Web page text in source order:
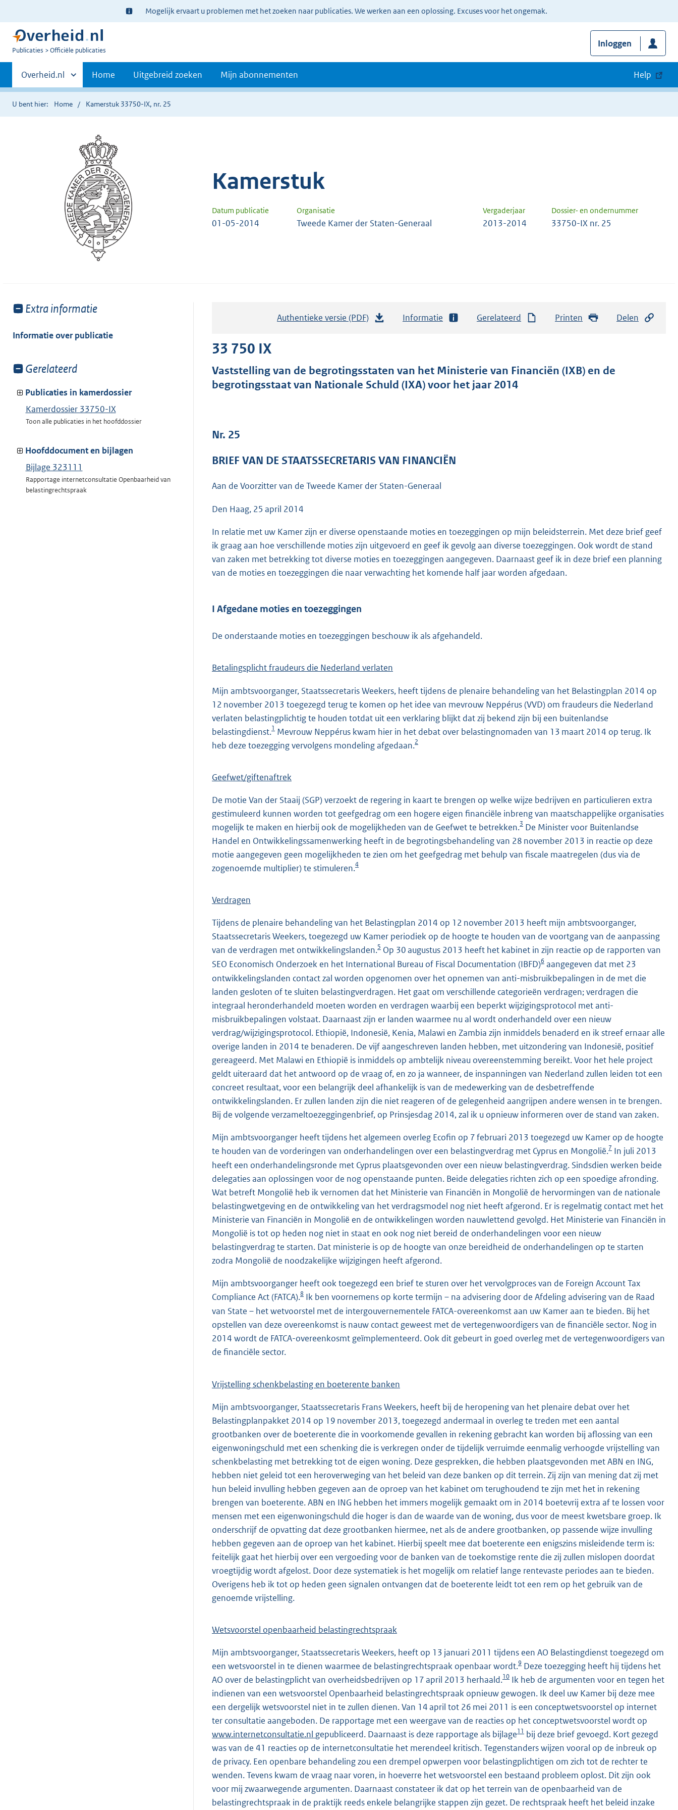
Ter
informatie:
Mogelijk ervaart u problemen met het zoeken naar publicaties. We werken aan een oplossing. Excuses voor het ongemak.
U
Publicaties Officiële publicaties
Inloggen
Primaire
navigatie
Andere
sites
binnen
Overheid.nl Home Uitgebreid zoeken Mijn abonnementen Help
U bent hier: Home Kamerstuk 33750-IX, nr. 25
Kamerstuk
Datum publicatie Organisatie Vergaderjaar Dossier- en ondernummer
01-05-2014 Tweede Kamer der Staten-Generaal 2013-2014 33750-IX nr. 25
Toon
van:
Extra informatie
Informatie over publicatie
Toon
van:
Gerelateerd
Publicaties in kamerdossier
Kamerdossier 33750-IX
Toon alle publicaties in het hoofddossier
Hoofddocument en bijlagen
Bijlage 323111
Rapportage internetconsultatie Openbaarheid van
belastingrechtspraak
Authentieke versie (PDF)
a
n
o
o
t
9
0
K
b
Informatie Gerelateerd Printen Delen
33 750 IX
Vaststelling van de begrotingsstaten van het Ministerie van Financiën (IXB) en de
begrotingsstaat van Nationale Schuld (IXA) voor het jaar 2014
Nr. 25
BRIEF VAN DE STAATSSECRETARIS VAN FINANCIËN
Aan de Voorzitter van de Tweede Kamer der Staten-Generaal
Den Haag, 25 april 2014
In relatie met uw Kamer zijn er diverse openstaande moties en toezeggingen op mijn beleidsterrein. Met deze brief geef
ik graag aan hoe verschillende moties zijn uitgevoerd en geef ik gevolg aan diverse toezeggingen. Ook wordt de stand
van zaken met betrekking tot diverse moties en toezeggingen aangegeven. Daarnaast geef ik in deze brief een planning
van de moties en toezeggingen die naar verwachting het komende half jaar worden afgedaan.
I Afgedane moties en toezeggingen
De onderstaande moties en toezeggingen beschouw ik als afgehandeld.
Betalingsplicht fraudeurs die Nederland verlaten
Mijn ambtsvoorganger, Staatssecretaris Weekers, heeft tijdens de plenaire behandeling van het Belastingplan 2014 op
12 november 2013 toegezegd terug te komen op het idee van mevrouw Neppérus (VVD) om fraudeurs die Nederland
verlaten belastingplichtig te houden totdat uit een verklaring blijkt dat zij bekend zijn bij een buitenlandse
belastingdienst.1 Mevrouw Neppérus kwam hier in het debat over belastingnomaden van 13 maart 2014 op terug. Ik
heb deze toezegging vervolgens mondeling afgedaan.2
Geefwet/giftenaftrek
De motie Van der Staaij (SGP) verzoekt de regering in kaart te brengen op welke wijze bedrijven en particulieren extra
gestimuleerd kunnen worden tot geefgedrag om een hogere eigen financiële inbreng van maatschappelijke organisaties
mogelijk te maken en hierbij ook de mogelijkheden van de Geefwet te betrekken.3 De Minister voor Buitenlandse
Handel en Ontwikkelingssamenwerking heeft in de begrotingsbehandeling van 28 november 2013 in reactie op deze
motie aangegeven geen mogelijkheden te zien om het geefgedrag met behulp van fiscale maatregelen (dus via de
zogenoemde multiplier) te stimuleren.4
Verdragen
Tijdens de plenaire behandeling van het Belastingplan 2014 op 12 november 2013 heeft mijn ambtsvoorganger,
Staatssecretaris Weekers, toegezegd uw Kamer periodiek op de hoogte te houden van de voortgang van de aanpassing
van de verdragen met ontwikkelingslanden.5 Op 30 augustus 2013 heeft het kabinet in zijn reactie op de rapporten van
SEO Economisch Onderzoek en het International Bureau of Fiscal Documentation (IBFD)6 aangegeven dat met 23
ontwikkelingslanden contact zal worden opgenomen over het opnemen van anti-misbruikbepalingen in de met die
landen gesloten of te sluiten belastingverdragen. Het gaat om verschillende categorieën verdragen; verdragen die
integraal heronderhandeld moeten worden en verdragen waarbij een beperkt wijzigingsprotocol met anti-
misbruikbepalingen volstaat. Daarnaast zijn er landen waarmee nu al wordt onderhandeld over een nieuw
verdrag/wijzigingsprotocol. Ethiopië, Indonesië, Kenia, Malawi en Zambia zijn inmiddels benaderd en ik streef ernaar alle
overige landen in 2014 te benaderen. De vijf aangeschreven landen hebben, met uitzondering van Indonesië, positief
gereageerd. Met Malawi en Ethiopië is inmiddels op ambtelijk niveau overeenstemming bereikt. Voor het hele project
geldt uiteraard dat het antwoord op de vraag of, en zo ja wanneer, de inspanningen van Nederland zullen leiden tot een
concreet resultaat, voor een belangrijk deel afhankelijk is van de medewerking van de desbetreffende
ontwikkelingslanden. Er zullen landen zijn die niet reageren of de gelegenheid aangrijpen andere wensen in te brengen.
Bij de volgende verzameltoezeggingenbrief, op Prinsjesdag 2014, zal ik u opnieuw informeren over de stand van zaken.
Mijn ambtsvoorganger heeft tijdens het algemeen overleg Ecofin op 7 februari 2013 toegezegd uw Kamer op de hoogte
te houden van de vorderingen van onderhandelingen over een belastingverdrag met Cyprus en Mongolië.7 In juli 2013
heeft een onderhandelingsronde met Cyprus plaatsgevonden over een nieuw belastingverdrag. Sindsdien werken beide
delegaties aan oplossingen voor de nog openstaande punten. Beide delegaties richten zich op een spoedige afronding.
Wat betreft Mongolië heb ik vernomen dat het Ministerie van Financiën in Mongolië de hervormingen van de nationale
belastingwetgeving en de ontwikkeling van het verdragsmodel nog niet heeft afgerond. Er is regelmatig contact met het
Ministerie van Financiën in Mongolië en de ontwikkelingen worden nauwlettend gevolgd. Het Ministerie van Financiën in
Mongolië is tot op heden nog niet in staat en ook nog niet bereid de onderhandelingen voor een nieuw
belastingverdrag te starten. Dat ministerie is op de hoogte van onze bereidheid de onderhandelingen op te starten
zodra Mongolië de noodzakelijke wijzigingen heeft afgerond.
Mijn ambtsvoorganger heeft ook toegezegd een brief te sturen over het vervolgproces van de Foreign Account Tax
Compliance Act (FATCA).8 Ik ben voornemens op korte termijn – na advisering door de Afdeling advisering van de Raad
van State – het wetvoorstel met de intergouvernementele FATCA-overeenkomst aan uw Kamer aan te bieden. Bij het
opstellen van deze overeenkomst is nauw contact geweest met de vertegenwoordigers van de financiële sector. Nog in
2014 wordt de FATCA-overeenkosmt geïmplementeerd. Ook dit gebeurt in goed overleg met de vertegenwoordigers van
de financiële sector.
Vrijstelling schenkbelasting en boeterente banken
Mijn ambtsvoorganger, Staatssecretaris Frans Weekers, heeft bij de heropening van het plenaire debat over het
Belastingplanpakket 2014 op 19 november 2013, toegezegd andermaal in overleg te treden met een aantal
grootbanken over de boeterente die in voorkomende gevallen in rekening gebracht kan worden bij aflossing van een
eigenwoningschuld met een schenking die is verkregen onder de tijdelijk verruimde eenmalig verhoogde vrijstelling van
schenkbelasting met betrekking tot de eigen woning. Deze gesprekken, die hebben plaatsgevonden met ABN en ING,
hebben niet geleid tot een heroverweging van het beleid van deze banken op dit terrein. Zij zijn van mening dat zij met
hun beleid invulling hebben gegeven aan de oproep van het kabinet om terughoudend te zijn met het in rekening
brengen van boeterente. ABN en ING hebben het immers mogelijk gemaakt om in 2014 boetevrij extra af te lossen voor
mensen met een eigenwoningschuld die hoger is dan de waarde van de woning, dus voor de meest kwetsbare groep. Ik
onderschrijf de opvatting dat deze grootbanken hiermee, net als de andere grootbanken, op passende wijze invulling
hebben gegeven aan de oproep van het kabinet. Hierbij speelt mee dat boeterente een enigszins misleidende term is:
feitelijk gaat het hierbij over een vergoeding voor de banken van de toekomstige rente die zij zullen mislopen doordat
vroegtijdig wordt afgelost. Door deze systematiek is het mogelijk om relatief lange rentevaste periodes aan te bieden.
Overigens heb ik tot op heden geen signalen ontvangen dat de boeterente leidt tot een rem op het gebruik van de
genoemde vrijstelling.
Wetsvoorstel openbaarheid belastingrechtspraak
Mijn ambtsvoorganger, Staatssecretaris Weekers, heeft op 13 januari 2011 tijdens een AO Belastingdienst toegezegd om
een wetsvoorstel in te dienen waarmee de belastingrechtspraak openbaar wordt.9 Deze toezegging heeft hij tijdens het
AO over de belastingplicht van overheidsbedrijven op 17 april 2013 herhaald.10 Ik heb de argumenten voor en tegen het
indienen van een wetsvoorstel Openbaarheid belastingrechtspraak opnieuw gewogen. Ik deel uw Kamer bij deze mee
een dergelijk wetsvoorstel niet in te zullen dienen. Van 14 april tot 26 mei 2011 is een conceptwetsvoorstel op internet
ter consultatie aangeboden. De rapportage met een weergave van de reacties op het conceptwetsvoorstel wordt op
www.internetconsultatie.nl gepubliceerd. Daarnaast is deze rapportage als bijlage11 bij deze brief gevoegd. Kort gezegd
was van de 41 reacties op de internetconsultatie het merendeel kritisch. Tegenstanders wijzen vooral op de inbreuk op
de privacy. Een openbare behandeling zou een drempel opwerpen voor belastingplichtigen om zich tot de rechter te
wenden. Tevens kwam de vraag naar voren, in hoeverre het wetsvoorstel een bestaand probleem oplost. Dit zijn ook
voor mij zwaarwegende argumenten. Daarnaast constateer ik dat op het terrein van de openbaarheid van de
belastingrechtspraak in de praktijk reeds enkele belangrijke stappen zijn gezet. De rechtspraak heeft het beleid inzake